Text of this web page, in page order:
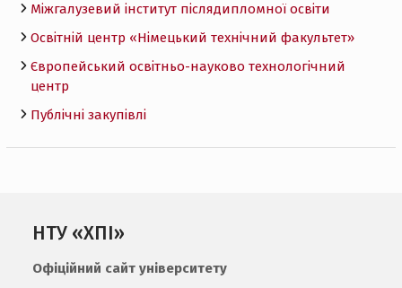
Міжгалузевий інститут післядипломної освіти
Освітній центр «Німецький технічний факультет»
Європейський освітньо-науково технологічний
центр
Публічні закупівлі
НТУ «ХПІ»
Офіційний сайт університету